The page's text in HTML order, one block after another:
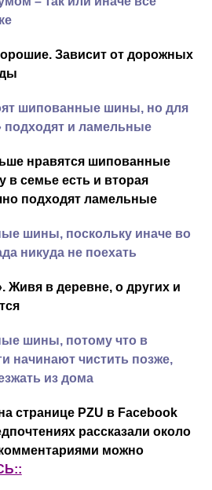
Зависит от дорожных
шипованные шины, но для
и ламельные
нравятся шипованные
в семье есть и вторая
подходят ламельные
шины, поскольку иначе во
никуда не поехать
в деревне, о других и
шины, потому что в
начинают чистить позже,
из дома
странице PZU в Facebook
рассказали около
можно